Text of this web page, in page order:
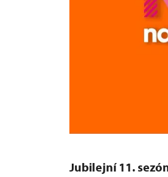
Jubilejní 11.